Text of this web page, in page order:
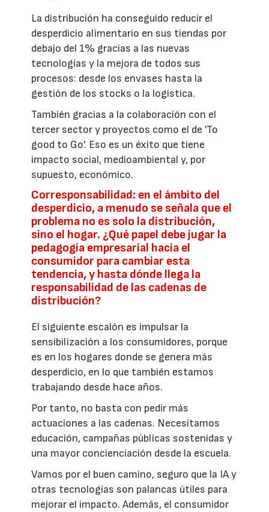
La distribución ha conseguido reducir el
desperdicio alimentario en sus tiendas por
debajo del 1% gracias a las nuevas
tecnologías y la mejora de todos sus
procesos: desde los envases hasta la
gestión de los stocks o la logística.
También gracias a la colaboración con el
tercer sector y proyectos como el de 'To
good to Go'. Eso es un éxito que tiene
impacto social, medioambiental y, por
supuesto, económico.
Corresponsabilidad: en el ámbito del
desperdicio, a menudo se señala que el
problema no es solo la distribución,
sino el hogar. ¿Qué papel debe jugar la
pedagogía empresarial hacia el
consumidor para cambiar esta
tendencia, y hasta dónde llega la
responsabilidad de las cadenas de
distribución?
El siguiente escalón es impulsar la
sensibilización a los consumidores, porque
es en los hogares donde se genera más
desperdicio, en lo que también estamos
trabajando desde hace años.
Por tanto, no basta con pedir más
actuaciones a las cadenas. Necesitamos
educación, campañas públicas sostenidas y
una mayor concienciación desde la escuela.
Vamos por el buen camino, seguro que la IA y
otras tecnologías son palancas útiles para
mejorar el impacto. Además, el consumidor